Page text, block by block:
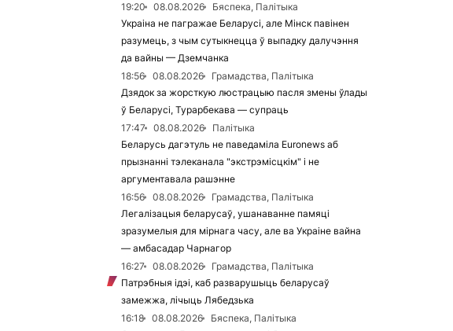
19:20
08.08.2026
Бяспека, Палітыка
Украіна не пагражае Беларусі, але Мінск павінен
разумець, з чым сутыкнецца ў выпадку далучэння
да вайны — Дземчанка
18:56
08.08.2026
Грамадства, Палітыка
Дзядок за жорсткую люстрацыю пасля змены ўлады
ў Беларусі, Турарбекава — супраць
17:47
08.08.2026
Палітыка
Беларусь дагэтуль не паведаміла Euronews аб
прызнанні тэлеканала "экстрэмісцкім" і не
аргументавала рашэнне
16:56
08.08.2026
Грамадства, Палітыка
Легалізацыя беларусаў, ушанаванне памяці
зразумелыя для мірнага часу, але ва Украіне вайна
— амбасадар Чарнагор
16:27
08.08.2026
Грамадства, Палітыка
Патрэбныя ідэі, каб разварушыць беларусаў
замежжа, лічыць Лябедзька
16:18
08.08.2026
Бяспека, Палітыка